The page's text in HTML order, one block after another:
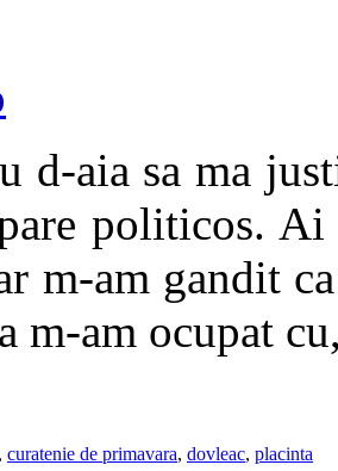
d-aia sa ma
politicos.
m-am gandit
m-am ocupat
, curatenie de primavara, dovleac, placinta